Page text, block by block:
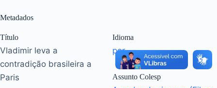
Metadados
Título
Vladimir leva a
contradição brasileira a
Paris
Idioma
por
Assunto Colesp